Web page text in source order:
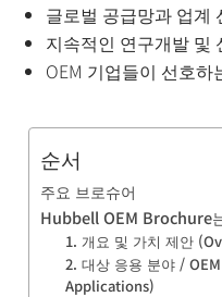
소
식
및
글로벌 공급망과 업계
지속적인 연구개발 및
OEM 기업들이 선호
순서
주요 브로슈어
Hubbell OEM Brochure
1. 개요 및 가치 제안
2. 대상 응용 분야 /
Applications)